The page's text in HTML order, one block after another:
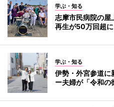
学ぶ・知る
志摩市民病院の
再生が50万回超に
学ぶ・知る
伊勢・外宮参道
ー夫婦が「令和の